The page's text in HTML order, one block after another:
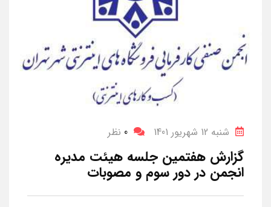
شنبه 12 شهریور 1401 0 نظر
گزارش هفتمین جلسه هیئت مدیره
انجمن در دور سوم و مصوبات